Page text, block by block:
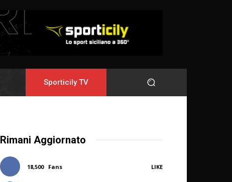
Sporticily TV
Rimani Aggiornato
18,500 Fans LIKE